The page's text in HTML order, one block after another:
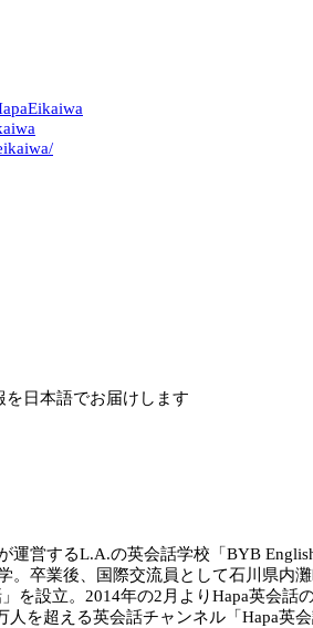
を日本語でお届けします
運営するL.A.の英会話学校「BYB
。卒業後、国際交流員として石川県内
を設立。2014年の2月よりHapa英会話
を超える英会話チャンネル「Hapa英会